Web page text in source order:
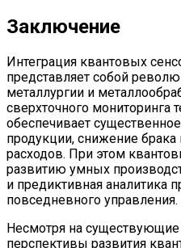
Заключение
Интеграция квантовых
представляет собой
металлургии и
сверхточного мониторинга
обеспечивает
продукции, снижение
расходов. При этом
развитию умных
и предиктивная аналитика
повседневного управления.
Несмотря на
перспективы развития